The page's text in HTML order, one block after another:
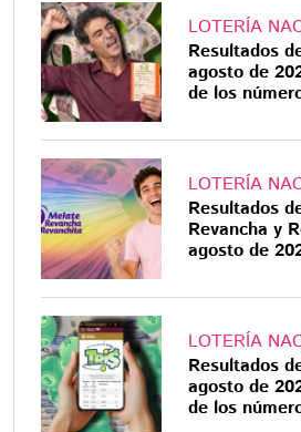
LOTERÍA
Resultados
agosto de
de los
LOTERÍA
Resultados
Revancha y
agosto de
LOTERÍA
Resultados
agosto de
de los